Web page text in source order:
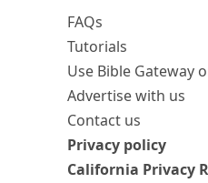
FAQs
Tutorials
Use Bible Gateway
Advertise with us
Contact us
Privacy policy
California Privacy